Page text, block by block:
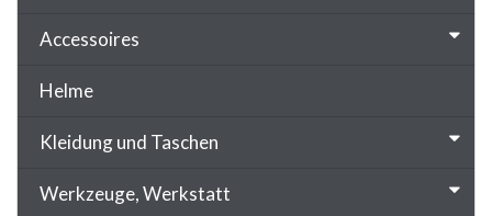
Accessoires
Helme
Kleidung und Taschen
Werkzeuge, Werkstatt